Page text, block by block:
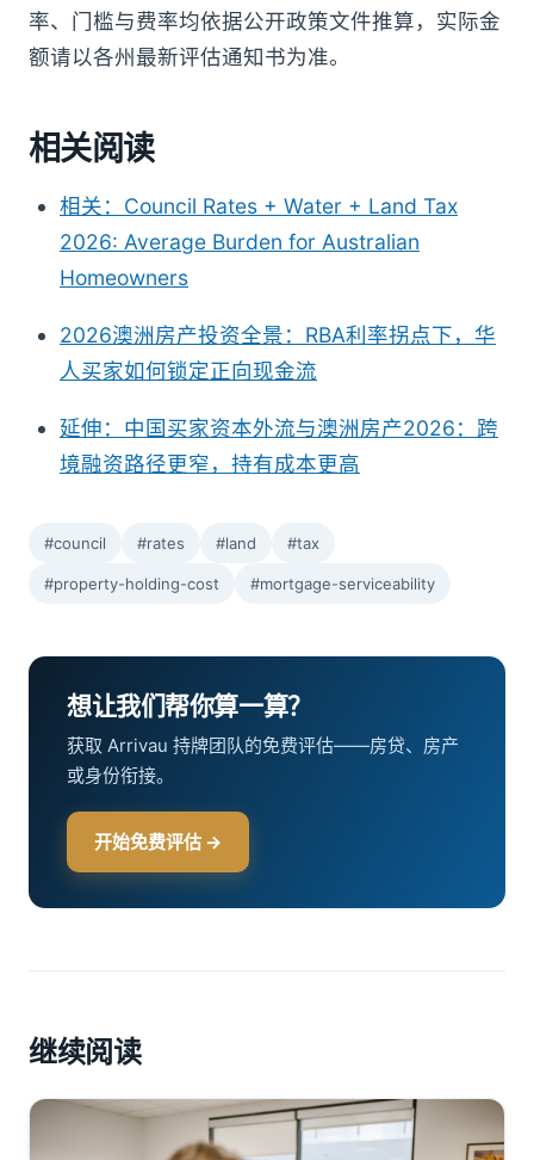
率、门槛与费率均依据公开政策文件推算，实际金
额请以各州最新评估通知书为准。
相关阅读
相关：Council Rates + Water + Land Tax
2026: Average Burden for Australian
Homeowners
2026澳洲房产投资全景：RBA利率拐点下，华
人买家如何锁定正向现金流
延伸：中国买家资本外流与澳洲房产2026：跨
境融资路径更窄，持有成本更高
#council #rates #land #tax
#property-holding-cost #mortgage-serviceability
想让我们帮你算一算？
获取 Arrivau 持牌团队的免费评估——房贷、房产
或身份衔接。
开始免费评估 →
继续阅读